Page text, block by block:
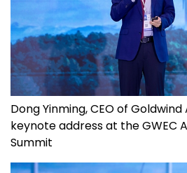
Dong Yinming, CEO of Goldwind
keynote address at the GWEC
Summit